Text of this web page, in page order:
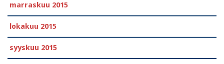
marraskuu 2015
lokakuu 2015
syyskuu 2015